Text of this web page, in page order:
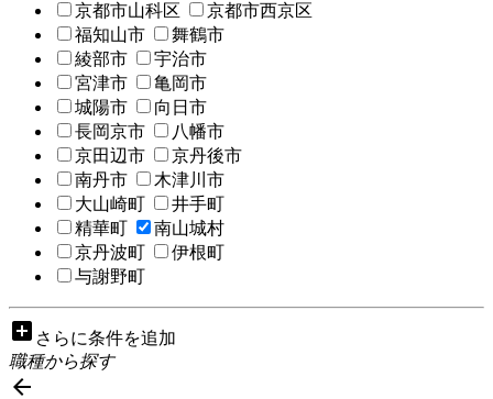
京都市山科区
京都市西京区
福知山市
舞鶴市
綾部市
宇治市
宮津市
亀岡市
城陽市
向日市
長岡京市
八幡市
京田辺市
京丹後市
南丹市
木津川市
大山崎町
井手町
精華町
南山城村
京丹波町
伊根町
与謝野町
add_box さらに条件を追加
職種から探す
